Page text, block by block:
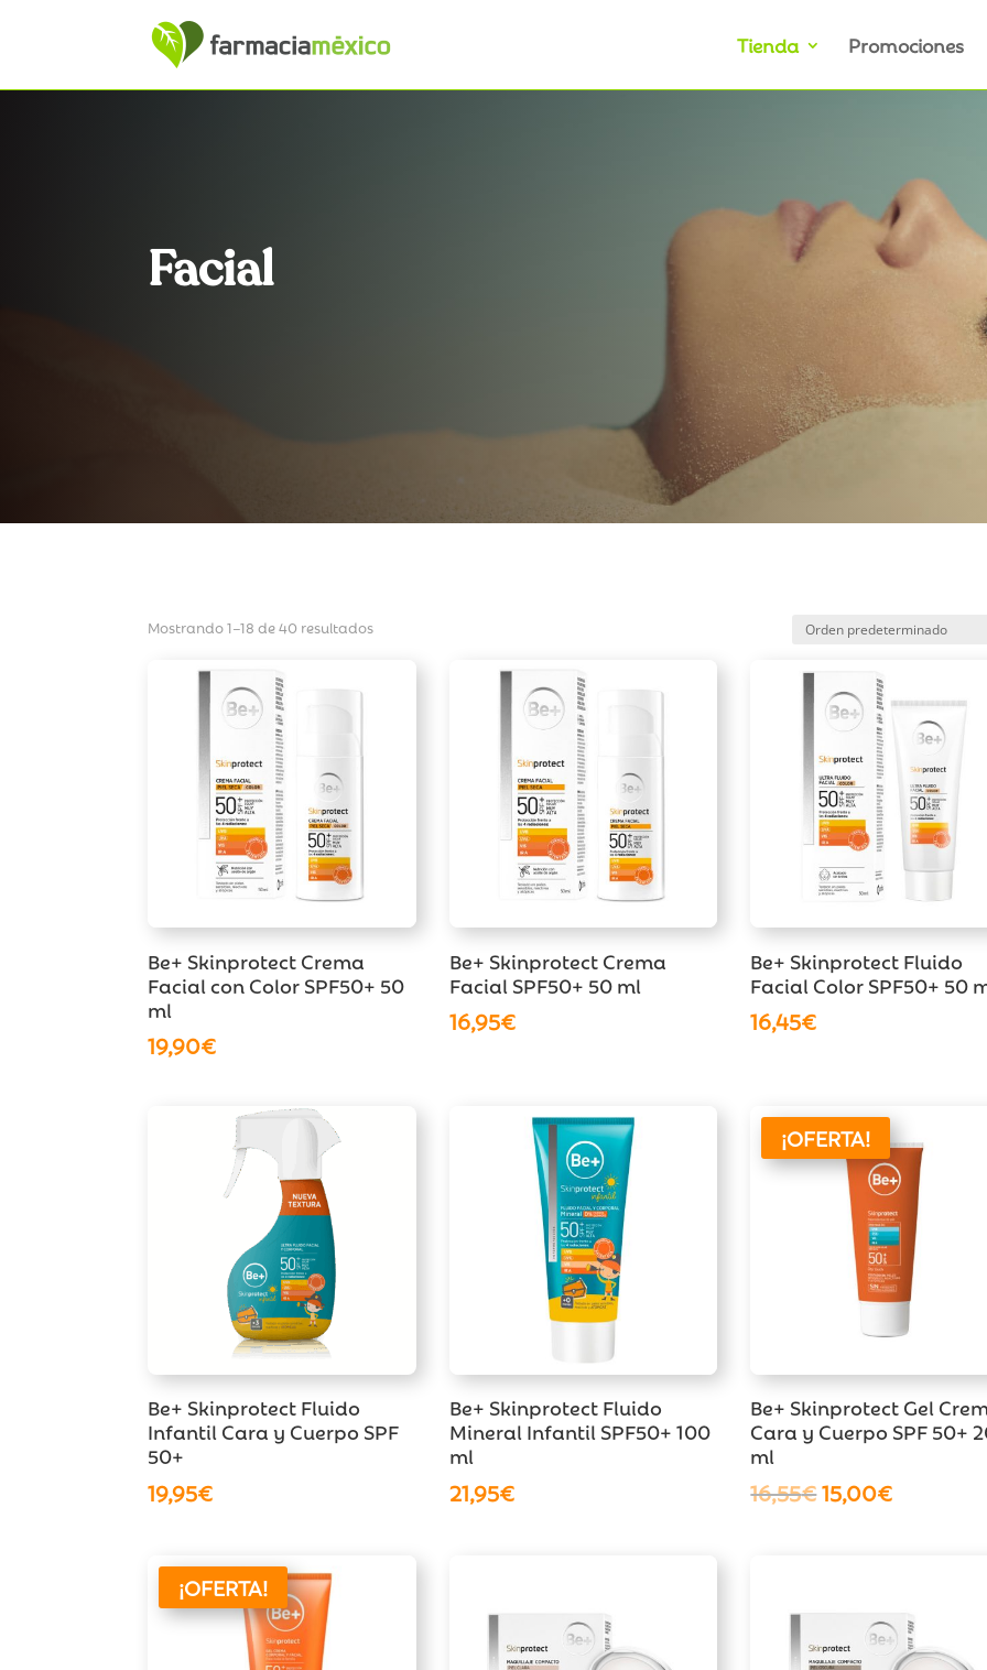
Tienda Promociones
Facial
Mostrando 1–18 de 40 resultados
Be+ Skinprotect Crema
Facial con Color SPF50+ 50
ml
19,90€
Be+ Skinprotect Crema
Facial SPF50+ 50 ml
16,95€
Be+ Skinprotect Fluido
Facial Color SPF50+ 50
16,45€
Be+ Skinprotect Fluido
Infantil Cara y Cuerpo SPF
50+
19,95€
Be+ Skinprotect Fluido
Mineral Infantil SPF50+ 100
ml
21,95€
¡OFERTA!
Be+ Skinprotect Gel
Cara y Cuerpo SPF 50+
ml
16,55€El
15,00€El
¡OFERTA!